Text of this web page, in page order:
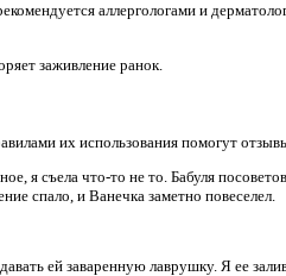
аллергологами и
заживление ранок.
их использования помогут
я съела что-то не то. Бабуля
спало, и Ванечка заметно повеселел.
ей заваренную лаврушку. Я ее